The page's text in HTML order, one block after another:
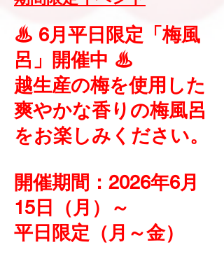
♨ 6月平日限定「梅風
呂」開催中 ♨
越生産の梅を使用した
爽やかな香りの梅風呂
をお楽しみください。
開催期間：2026年6月
15日（月）～
平日限定（月～金）